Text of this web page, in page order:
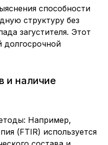
способности
структуру без
загустителя. Этот
долгосрочной
и наличие
Например,
(FTIR) используется